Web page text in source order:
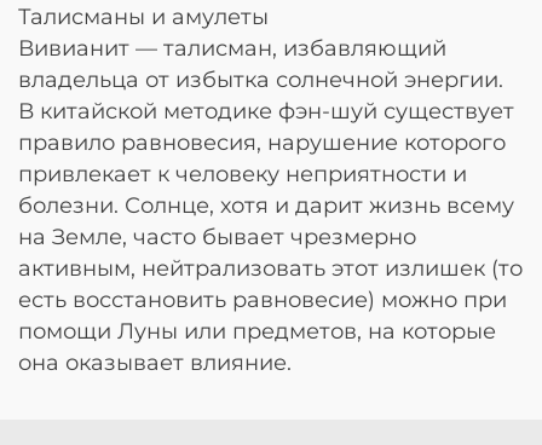
Талисманы и амулеты
Вивианит — талисман, избавляющий
владельца от избытка солнечной энергии.
В китайской методике фэн-шуй существует
правило равновесия, нарушение которого
привлекает к человеку неприятности и
болезни. Солнце, хотя и дарит жизнь всему
на Земле, часто бывает чрезмерно
активным, нейтрализовать этот излишек (то
есть восстановить равновесие) можно при
помощи Луны или предметов, на которые
она оказывает влияние.